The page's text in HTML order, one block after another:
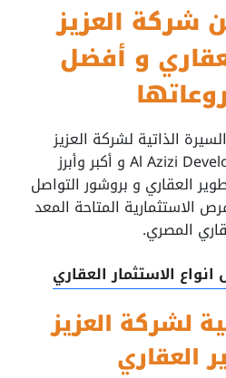
شركة العزيز
و أفضل
الذاتية لشركة العزيز
للتطوير العقاري Al Azizi Developments و أكبر وأبرز
العقاري و بروشور التواصل
الاستثمارية المتاحة المعد
المصري.
الاستثمار العقاري
لشركة العزيز
العقاري